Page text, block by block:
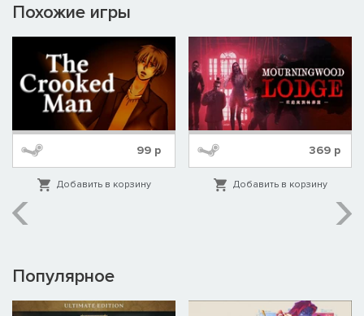
Похожие игры
99р
Добавить в корзину
369 р
Добавить в корзину
Популярное